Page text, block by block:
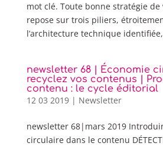
mot clé. Toute bonne stratégie
repose sur trois piliers,
l’architecture technique
newsletter 68 | Économie
recyclez vos contenus |
contenu : le cycle éditorial
12 03 2019| Newsletter
newsletter 68|mars 2019
circulaire dans le contenu